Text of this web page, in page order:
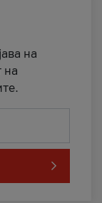
на
на